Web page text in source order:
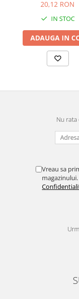
20,12 RON
IN STOC
ADAUGA IN
Nu
Vreau sa